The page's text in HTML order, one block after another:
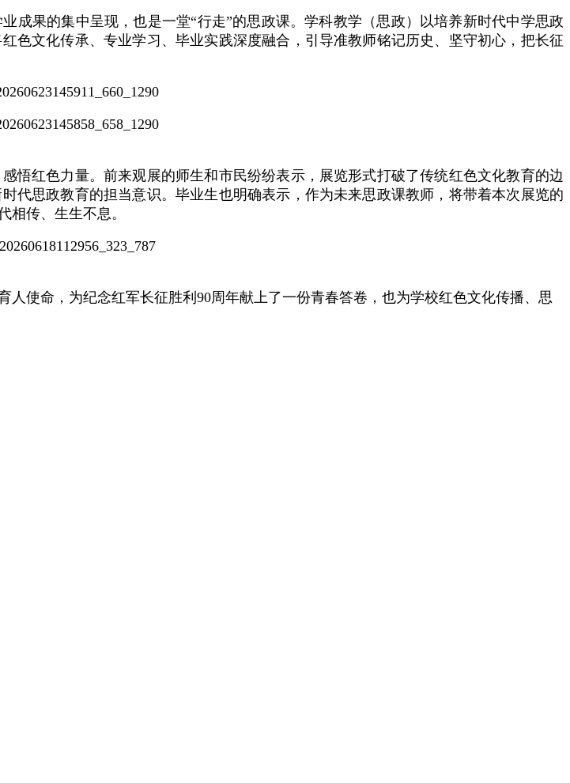
成果的集中呈现，也是一堂“行走”的思政课。学科教学（思政）以培养新时代中学思政
色文化传承、专业学习、毕业实践深度融合，引导准教师铭记历史、坚守初心，把长征
悟红色力量。前来观展的师生和市民纷纷表示，展览形式打破了传统红色文化教育的边
代思政教育的担当意识。毕业生也明确表示，作为未来思政课教师，将带着本次展览的
相传、生生不息。
使命，为纪念红军长征胜利90周年献上了一份青春答卷，也为学校红色文化传播、思